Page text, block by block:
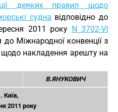
деяких правил щодо
судна відповідно до
2011 року N 3702-VI
Міжнародної конвенції з
щодо накладення арешту на
В.ЯНУКОВИЧ
Київ,
2011 року